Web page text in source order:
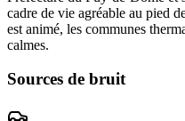
cadre de vie agréable au pied
est animé, les communes
calmes.
Sources de bruit